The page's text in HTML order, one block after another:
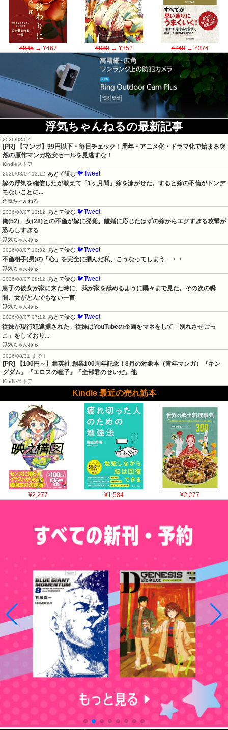
¥935→ ¥467 ¥880→ ¥352 ¥748→ ¥374
浮気ちゃんねるの最新記事
2026/08/07
[PR] 【マンガ】99円以下・毎日チェック！周年・アニメ化・ドラマ化で始まる突
然の原作マンガ格安セールを見逃すな！
Kindleストア
2026/08/07 13:12
あとで読む 🐦Tweet
嫁の浮気を確信したが敢えて「1ヶ月間」嫁を泳がせた。すると嫁の不倫がトンデ
モないことに...
浮気ちゃんねる
2026/08/07 12:12
あとで読む 🐦Tweet
俺(52)、女(28)との不倫が嫁に発覚。離婚に応じたはずの嫁からエグすぎる攻撃が
恐ろしすぎる
浮気ちゃんねる
2026/08/07 10:32
あとで読む 🐦Tweet
不倫相手(男)の「心」を完全に掴んだ私、こうなってしまう・・・
浮気ちゃんねる
2026/08/07 08:12
あとで読む 🐦Tweet
息子の彼女が家に来た時に、我が家を舐めるように隅々まで見た。その次の瞬
間、女がとんでもない一言
浮気ちゃんねる
2026/08/07 07:12
あとで読む 🐦Tweet
従妹が現行犯逮捕された。従妹はYouTubeの企画をマネをして「別れさせごっ
こ」をしており...
浮気ちゃんねる
2026/08/31 まで！
[PR]
【100円～】集英社 創業100周年記念！8月の対象本（青年マンガ）『キン
グダム』『エロスの種子』『全部君のせいだ』他
Kindleストア
Kindle 最近の売れ筋本
¥2,277 ¥1,584 ¥2,277